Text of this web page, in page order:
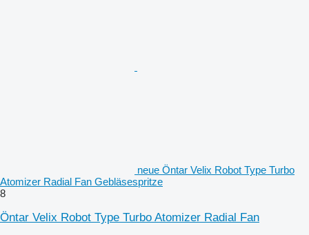
neue Öntar Velix Robot Type Turbo
Atomizer Radial Fan Gebläsespritze
8
Öntar Velix Robot Type Turbo Atomizer Radial Fan